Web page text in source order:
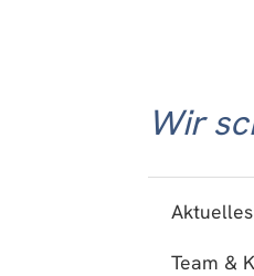
Wir
Aktuelles
Team &